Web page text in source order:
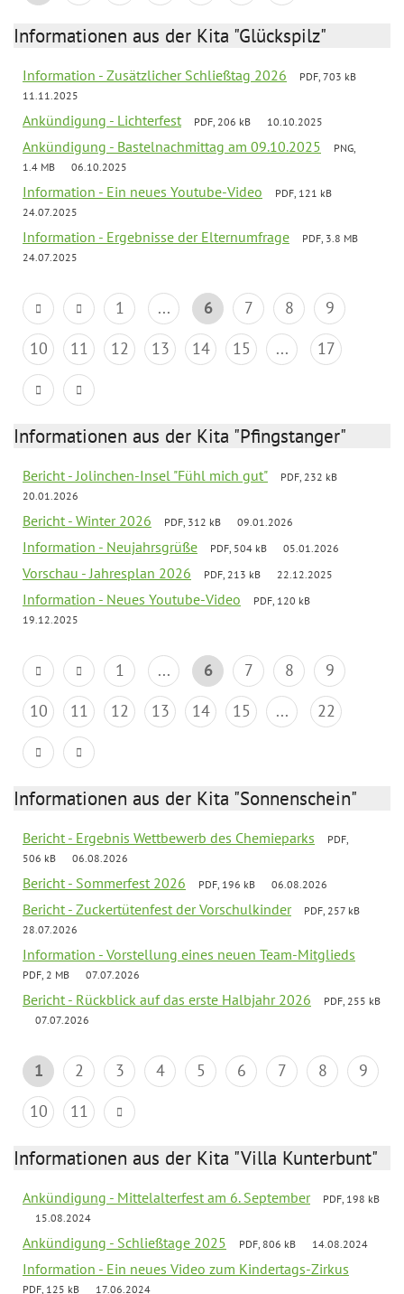
Informationen aus der Kita "Glückspilz"
Information - Zusätzlicher Schließtag 2026
PDF, 703 kB
11.11.2025
Ankündigung - Lichterfest PDF, 206 kB 10.10.2025
Ankündigung - Bastelnachmittag am 09.10.2025
PNG,
1.4 MB
06.10.2025
Information - Ein neues Youtube-Video
PDF, 121 kB
24.07.2025
Information - Ergebnisse der Elternumfrage
PDF, 3.8 MB
24.07.2025
1 ... 6 7 8
9
10
11 12 13 14 15 ... 17
Informationen aus der Kita "Pfingstanger"
Bericht - Jolinchen-Insel "Fühl mich gut"
PDF, 232 kB
20.01.2026
Bericht - Winter 2026 PDF, 312 kB 09.01.2026
Information - Neujahrsgrüße PDF, 504 kB 05.01.2026
Vorschau - Jahresplan 2026 PDF, 213 kB 22.12.2025
Information - Neues Youtube-Video
PDF, 120 kB
19.12.2025
1 ... 6 7 8
9
10
11 12 13 14 15 ... 22
Informationen aus der Kita "Sonnenschein"
Bericht - Ergebnis Wettbewerb des Chemieparks
PDF,
506 kB
06.08.2026
Bericht - Sommerfest 2026 PDF, 196 kB 06.08.2026
Bericht - Zuckertütenfest der Vorschulkinder
PDF, 257 kB
28.07.2026
Information - Vorstellung eines neuen Team-Mitglieds
PDF, 2 MB 07.07.2026
Bericht - Rückblick auf das erste Halbjahr 2026
PDF, 255 kB
07.07.2026
1 2 3 4 5 6 7 8
9
10
11
Informationen aus der Kita "Villa Kunterbunt"
Ankündigung - Mittelalterfest am 6. September
PDF, 198 kB
15.08.2024
Ankündigung - Schließtage 2025 PDF, 806 kB 14.08.2024
Information - Ein neues Video zum Kindertags-Zirkus
PDF, 125 kB 17.06.2024